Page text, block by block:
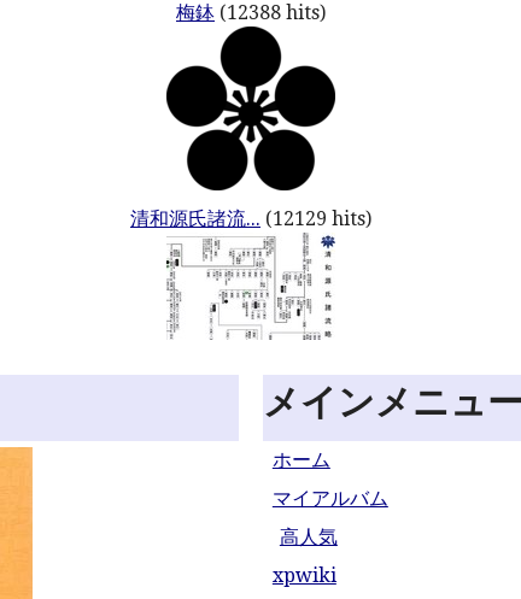
梅鉢 (12388 hits)
清和源氏諸流... (12129 hits)
メインメニュ
ホーム
マイアルバム
高人気
xpwiki